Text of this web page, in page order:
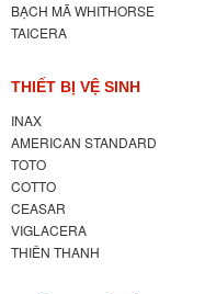
BẠCH MÃ WHITHORSE
TAICERA
THIẾT BỊ VỆ SINH
INAX
AMERICAN STANDARD
TOTO
COTTO
CEASAR
VIGLACERA
THIÊN THANH